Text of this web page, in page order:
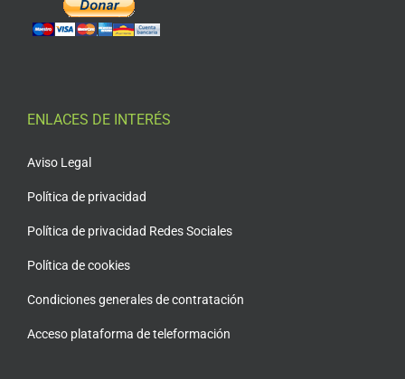
ENLACES DE INTERÉS
Aviso Legal
Política de privacidad
Política de privacidad Redes Sociales
Política de cookies
Condiciones generales de contratación
Acceso plataforma de teleformación